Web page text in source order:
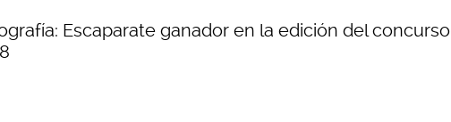
Escaparate ganador en la edición del concurso